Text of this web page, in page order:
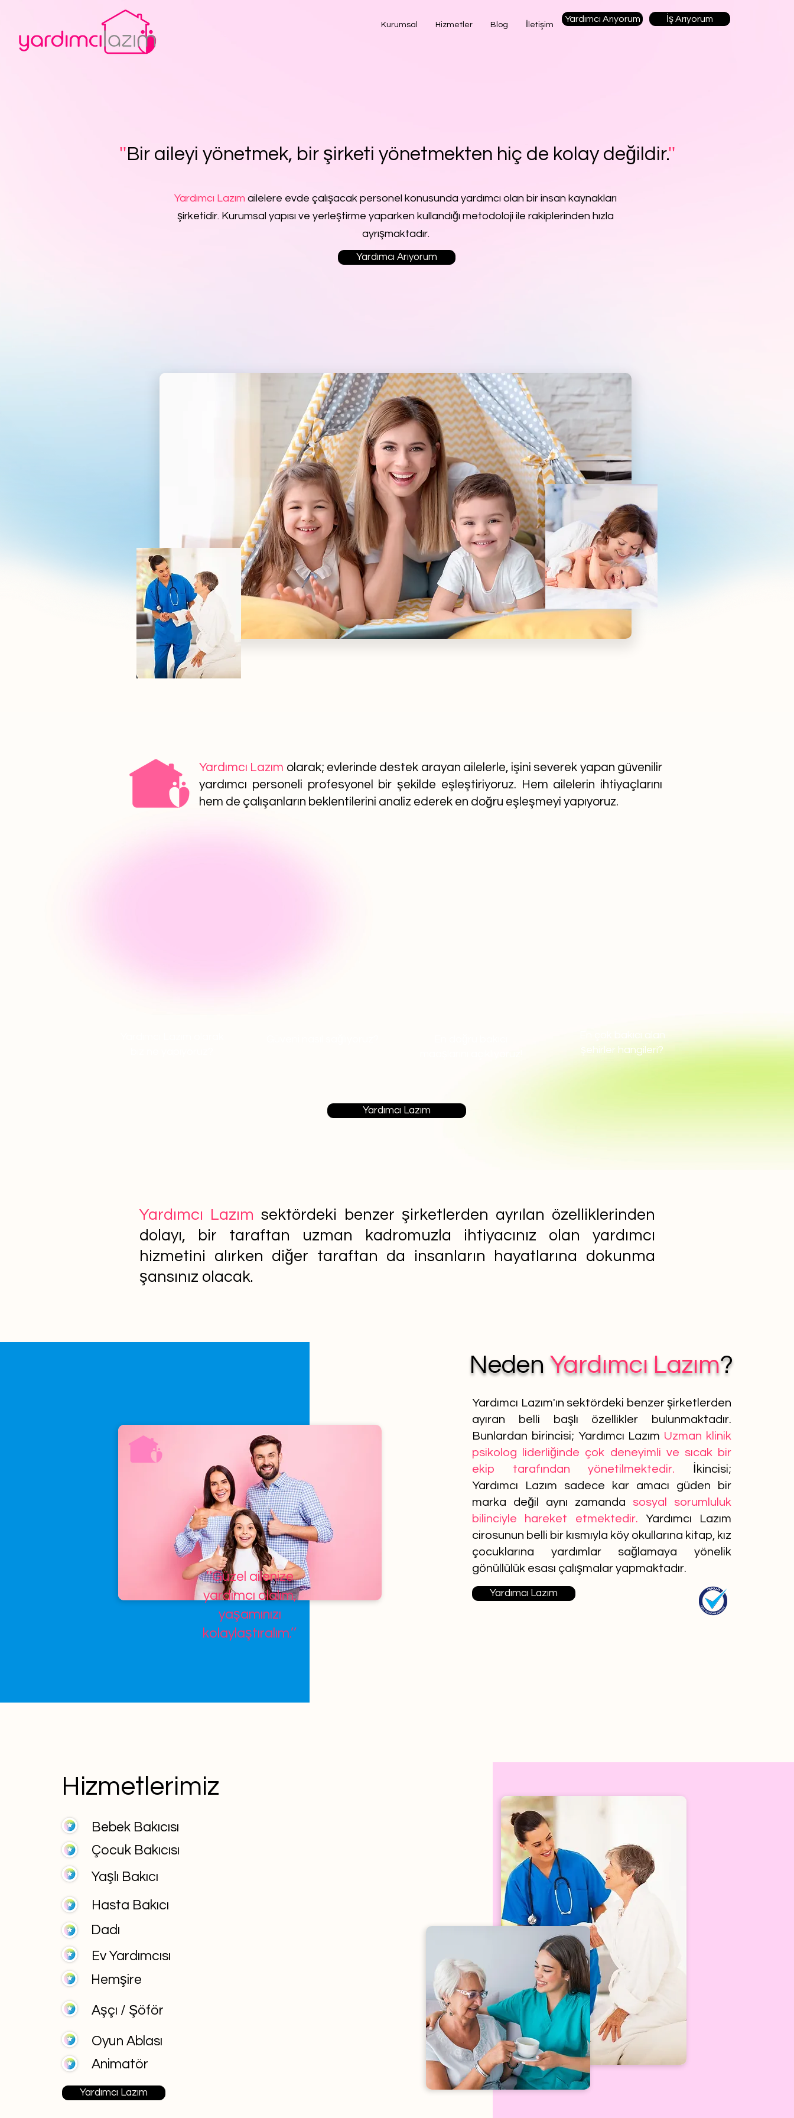
Kurumsal Hizmetler Blog İletişim
Yardımcı Arıyorum İş Arıyorum
''Bir aileyi yönetmek, bir şirketi yönetmekten hiç de kolay değildir.''
Yardımcı Lazım ailelere evde çalışacak personel konusunda yardımcı olan bir insan kaynakları
şirketidir. Kurumsal yapısı ve yerleştirme yaparken kullandığı metodoloji ile rakiplerinden hızla
ayrışmaktadır.
Yardımcı Arıyorum
Yardımcı Lazım olarak; evlerinde destek arayan ailelerle, işini severek yapan güvenilir
yardımcı personeli profesyonel bir şekilde eşleştiriyoruz. Hem ailelerin ihtiyaçlarını
hem de çalışanların beklentilerini analiz ederek en doğru eşleşmeyi yapıyoruz.
En çok bakıcı alan
şehirler hangileri?
Yardımcı Lazım
Yardımcı Lazım sektördeki benzer şirketlerden ayrılan özelliklerinden
dolayı, bir taraftan uzman kadromuzla ihtiyacınız olan yardımcı
hizmetini alırken diğer taraftan da insanların hayatlarına dokunma
şansınız olacak.
’’Güzel ailenize
yardımcı olalım,
yaşamınızı
kolaylaştıralım.’’
Neden Yardımcı Lazım?
Yardımcı Lazım'ın sektördeki benzer şirketlerden
ayıran belli başlı özellikler bulunmaktadır.
Bunlardan birincisi; Yardımcı Lazım Uzman klinik
psikolog liderliğinde çok deneyimli ve sıcak bir
ekip tarafından yönetilmektedir.
İkincisi;
Yardımcı Lazım sadece kar amacı güden bir
marka değil aynı zamanda sosyal sorumluluk
bilinciyle hareket etmektedir. Yardımcı Lazım
cirosunun belli bir kısmıyla köy okullarına kitap, kız
çocuklarına yardımlar sağlamaya yönelik
gönüllülük esası çalışmalar yapmaktadır.
Yardımcı Lazım
Hizmetlerimiz
Bebek Bakıcısı
Çocuk Bakıcısı
Yaşlı Bakıcı
Hasta Bakıcı
Dadı
Ev Yardımcısı
Hemşire
Aşçı / Şöför
Oyun Ablası
Animatör
Yardımcı Lazım